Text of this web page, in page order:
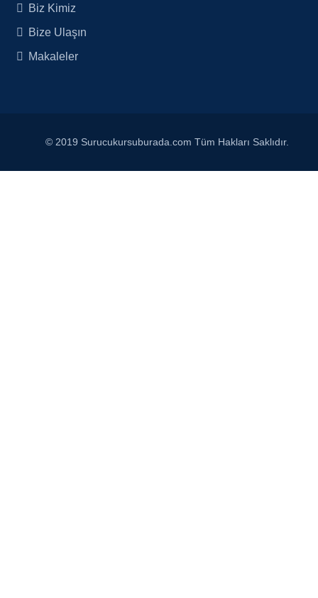
Biz Kimiz
Bize Ulaşın
Makaleler
© 2019 Surucukursuburada.com Tüm Hakları Saklıdır.